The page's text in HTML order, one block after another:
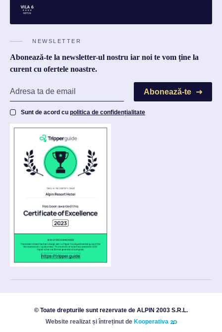
NEWSLETTER
Abonează-te la newsletter-ul nostru iar noi te vom ține la
curent cu ofertele noastre.
Abonează-te
Sunt de acord cu politica de confidențialitate
© Toate drepturile sunt rezervate de ALPIN 2003 S.R.L.
Website realizat și întreținut de Kooperativa